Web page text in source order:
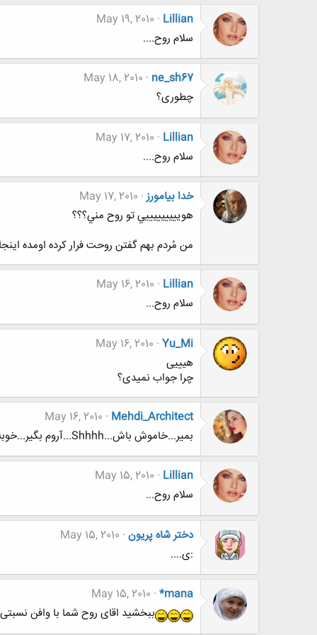
Lillian
May 19, 2010
سلام روح....
ne_sh67
May 18, 2010
چطوری؟
Lillian
May 17, 2010
سلام روح....
خدا بيامورز May 17, 2010
هويييييييييي تو روح مني؟؟؟
من مُردم بهم گفتن روحت فرار كرده اومده
Lillian
May 16, 2010
سلام روح...
Yu_Mi
May 16, 2010
هیییی
چرا جواب نمیدی؟
Mehdi_Architect
May 16, 2010
بمیر...خاموش باش...Shhhh...آروم بگیر...خوبه! همین خوبه. . .
Lillian
May 15, 2010
سلام روح...
دختر شاه پریون May 15, 2010
:ی....
*mana
May 15, 2010
ببخشید اقای روح شما با وافن